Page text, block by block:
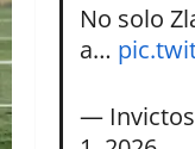
No solo
a…
— Invictos